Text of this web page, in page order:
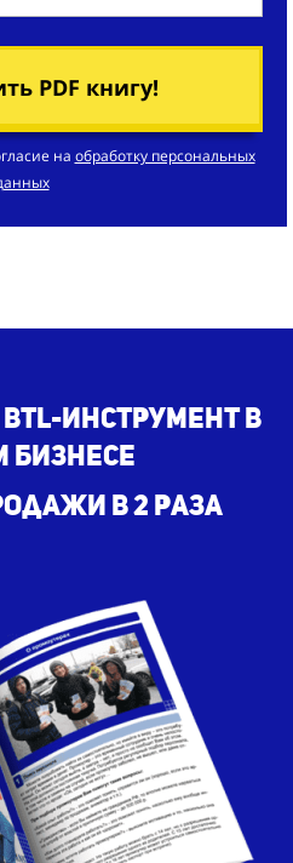
PDF книгу!
на обработку персональных
инструмент в
бизнесе
в 2 раза